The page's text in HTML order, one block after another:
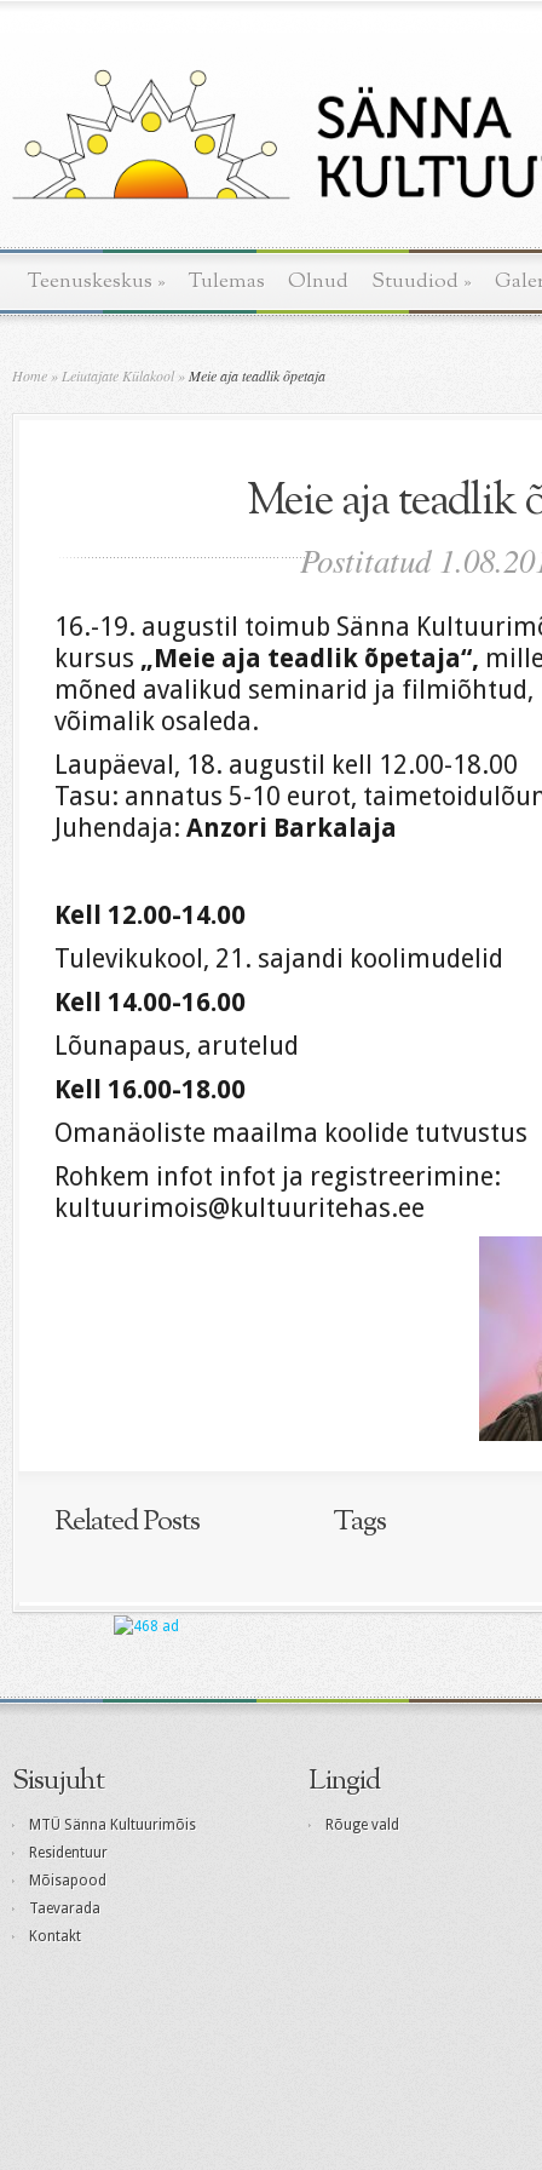
Teenuskeskus » Tulemas Olnud Stuudiod »
Home»Leiutajate Külakool»Meie aja teadlik õpetaja
Meie aja teadlik
Postitatud
16.-19. augustil toimub Sänna
kursus „Meie aja teadlik õpetaja“,
mõned avalikud seminarid ja
võimalik osaleda.
Laupäeval, 18. augustil kell 12.00-18.00
Tasu: annatus 5-10 eurot,
Juhendaja: Anzori Barkalaja
Kell 12.00-14.00
Tulevikukool, 21. sajandi koolimudelid
Kell 14.00-16.00
Lõunapaus, arutelud
Kell 16.00-18.00
Omanäoliste maailma koolide tutvustus
Rohkem infot infot ja registreerimine:
kultuurimois@kultuuritehas.ee
Related Posts Tags
Sisujuht
MTÜ Sänna Kultuurimõis
Residentuur
Mõisapood
Taevarada
Kontakt
Lingid
Rõuge vald